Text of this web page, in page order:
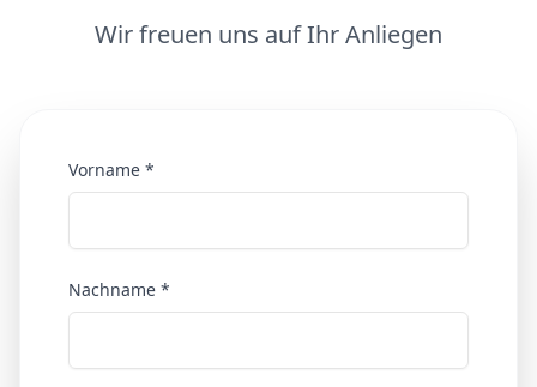
Wir freuen uns auf Ihr Anliegen
Vorname *
Nachname *